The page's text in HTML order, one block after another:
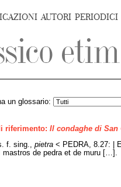
AUTORI PERIODICI
un glossario:
riferimento: Il condaghe di San
f. sing., pietra < PEDRA, 8.27: |
mastros de pedra et de muru […].